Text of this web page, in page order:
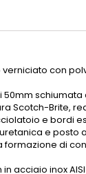
con
Scotch-Brite,
e bordi
e
di
acciaio inox